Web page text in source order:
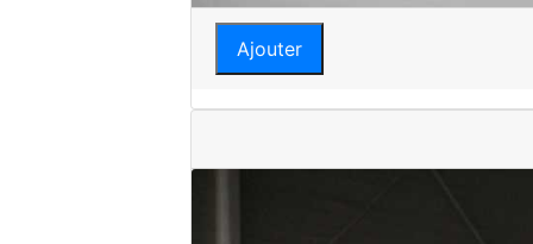
Ajouter